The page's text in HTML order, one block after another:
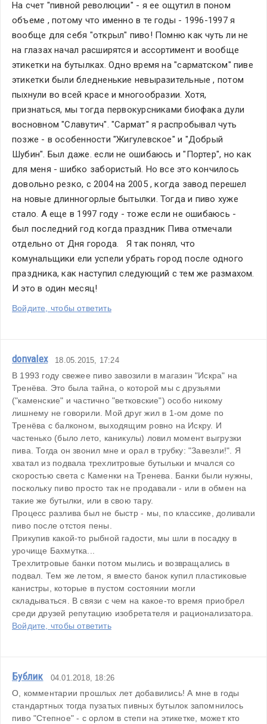
На счет "пивной революции" - я ее ощутил в поном
объеме , потому что именно в те годы - 1996-1997 я
вообще для себя "открыл" пиво! Помню как чуть ли не
на глазах начал расширятся и ассортимент и вообще
этикетки на бутылках. Одно время на "сарматском" пиве
этикетки были бледненькие невыразительные , потом
пыхнули во всей красе и многообразии. Хотя,
признаться, мы тогда первокурсниками биофака дули
восновном "Славутич". "Сармат" я распробывал чуть
позже - в особенности "Жигулевское" и "Добрый
Шубин". Был даже. если не ошибаюсь и "Портер", но как
для меня - шибко забористый. Но все это кончилось
довольно резко, с 2004 на 2005 , когда завод перешел
на новые длинногорлые бытылки. Тогда и пиво хуже
стало. А еще в 1997 году - тоже если не ошибаюсь -
был последний год когда праздник Пива отмечали
отдельно от Дня города.   Я так понял, что
комунальщики ели успели убрать город после одного
праздника, как наступил следующий с тем же размахом.
И это в один месяц!
Войдите, чтобы ответить
donvalex 18.05.2015, 17:24
В 1993 году свежее пиво завозили в магазин "Искра" на
Тренёва. Это была тайна, о которой мы с друзьями
("каменские" и частично "ветковские") особо никому
лишнему не говорили. Мой друг жил в 1-ом доме по
Тренёва с балконом, выходящим ровно на Искру. И
частенько (было лето, каникулы) ловил момент выгрузки
пива. Тогда он звонил мне и орал в трубку: "Завезли!". Я
хватал из подвала трехлитровые бутыльки и мчался со
скоростью света с Каменки на Тренева. Банки были нужны,
поскольку пиво просто так не продавали - или в обмен на
такие же бутылки, или в свою тару.
Процесс разлива был не быстр - мы, по классике, доливали
пиво после отстоя пены.
Прикупив какой-то рыбной гадости, мы шли в посадку в
урочище Бахмутка...
Трехлитровые банки потом мылись и возвращались в
подвал. Тем же летом, я вместо банок купил пластиковые
канистры, которые в пустом состоянии могли
складываться. В связи с чем на какое-то время приобрел
среди друзей репутацию изобретателя и рационализатора.
Войдите, чтобы ответить
Бублик 04.01.2018, 18:26
О, комментарии прошлых лет добавились! А мне в годы
стандартных тогда пузатых пивных бутылок запомнилось
пиво "Степное" - с орлом в степи на этикетке, может кто